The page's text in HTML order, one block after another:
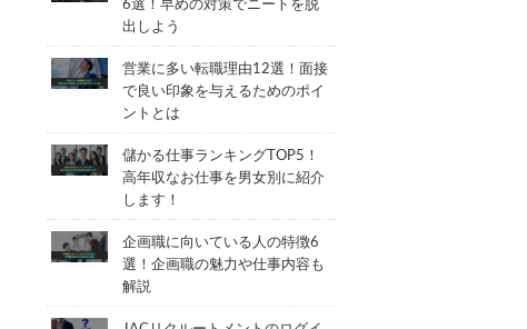
6選！早めの対策でニートを脱
出しよう
営業に多い転職理由12選！面接
で良い印象を与えるためのポイ
ントとは
儲かる仕事ランキングTOP5！
高年収なお仕事を男女別に紹介
します！
企画職に向いている人の特徴6
選！企画職の魅力や仕事内容も
解説